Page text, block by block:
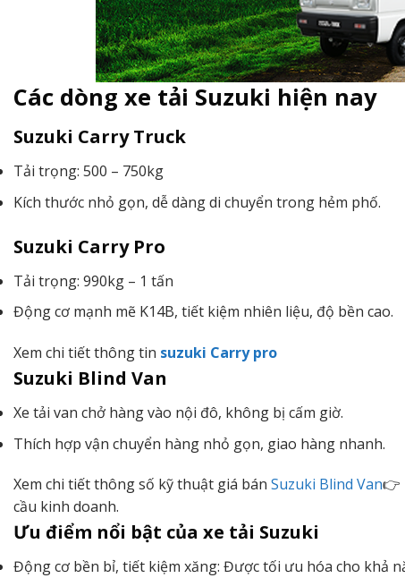
Các dòng xe tải Suzuki hiện nay
Suzuki Carry Truck
Tải trọng: 500 – 750kg
Kích thước nhỏ gọn, dễ dàng di chuyển trong hẻm phố.
Suzuki Carry Pro
Tải trọng: 990kg – 1 tấn
Động cơ mạnh mẽ K14B, tiết kiệm nhiên liệu, độ bền cao.
Xem chi tiết thông tin suzuki Carry pro
Suzuki Blind Van
Xe tải van chở hàng vào nội đô, không bị cấm giờ.
Thích hợp vận chuyển hàng nhỏ gọn, giao hàng nhanh.
Xem chi tiết thông số kỹ thuật giá bán Suzuki Blind Van👉
cầu kinh doanh.
Ưu điểm nổi bật của xe tải Suzuki
Động cơ bền bỉ, tiết kiệm xăng: Được tối ưu hóa cho khả